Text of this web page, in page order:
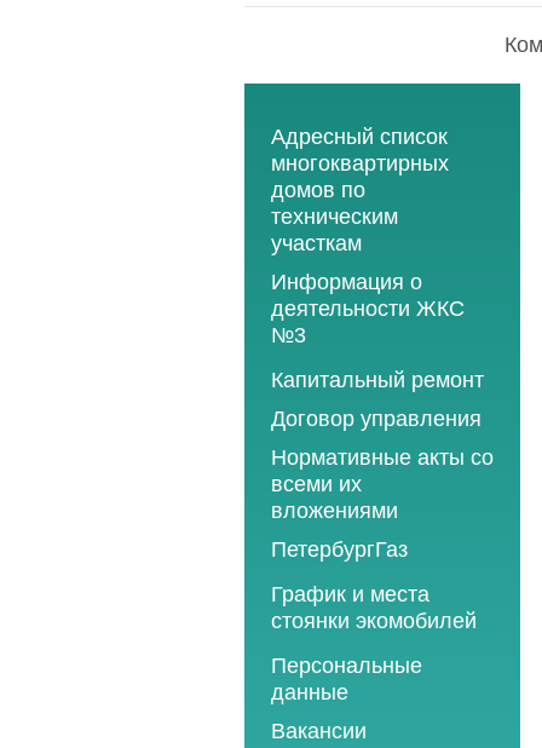
Адресный список
многоквартирных
домов по
техническим
участкам
Информация о
деятельности ЖКС
№3
Программы
2013 год
2014 год
2015 год
2016 год
2017 год
2018 год
Капитальный ремонт
Договор управления
Нормативные акты со
всеми их
вложениями
ПетербургГаз
2018 год
2019 год
2020 год
2021 год
2022 год
График и места
стоянки экомобилей
2019 год
2020 год
2021 год
Персональные
данные
Вакансии